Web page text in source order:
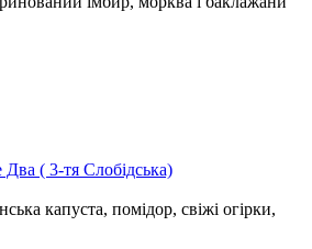
капуста, помідор, свіжі огірки,